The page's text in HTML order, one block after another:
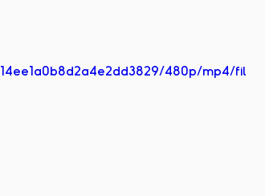
480p/mp4/fil